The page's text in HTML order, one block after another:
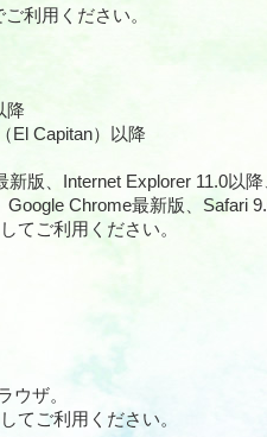
利用ください。
降
El Capitan）以降
版、Internet Explorer 11.0以
Chrome最新版、Safari
てご利用ください。
ウザ。
てご利用ください。